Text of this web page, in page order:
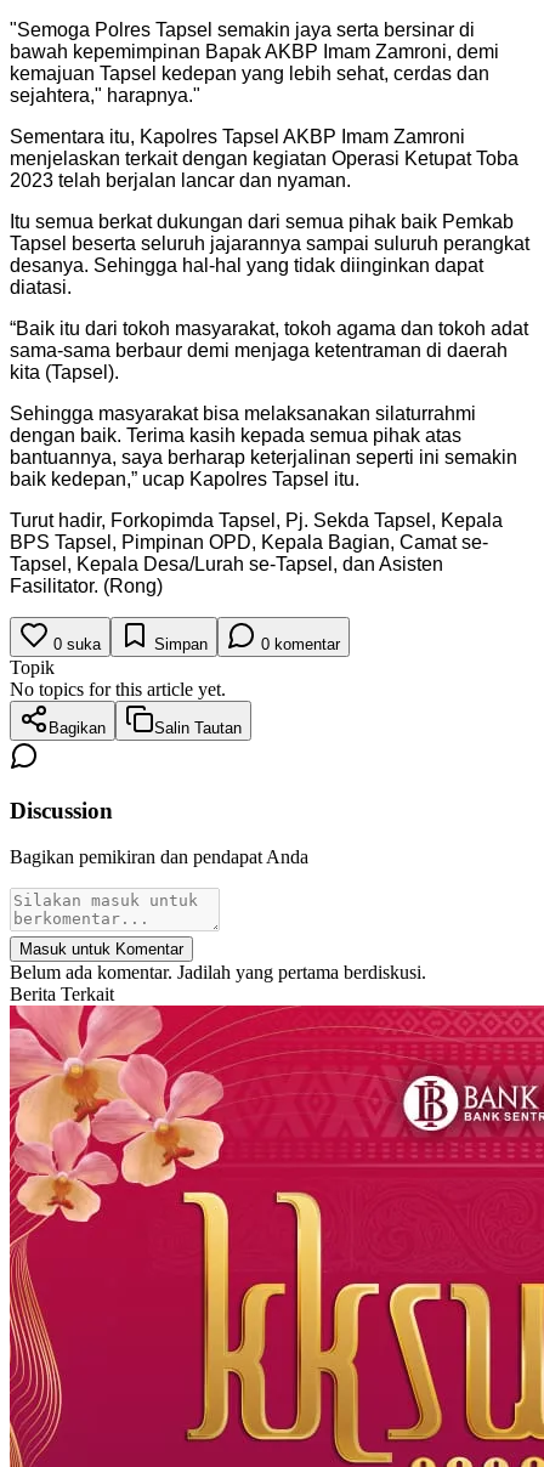
"Semoga Polres Tapsel semakin jaya serta bersinar di
bawah kepemimpinan Bapak AKBP Imam Zamroni, demi
kemajuan Tapsel kedepan yang lebih sehat, cerdas dan
sejahtera," harapnya."
Sementara itu, Kapolres Tapsel AKBP Imam Zamroni
menjelaskan terkait dengan kegiatan Operasi Ketupat Toba
2023 telah berjalan lancar dan nyaman.
Itu semua berkat dukungan dari semua pihak baik Pemkab
Tapsel beserta seluruh jajarannya sampai suluruh perangkat
desanya. Sehingga hal-hal yang tidak diinginkan dapat
diatasi.
“Baik itu dari tokoh masyarakat, tokoh agama dan tokoh adat
sama-sama berbaur demi menjaga ketentraman di daerah
kita (Tapsel).
Sehingga masyarakat bisa melaksanakan silaturrahmi
dengan baik. Terima kasih kepada semua pihak atas
bantuannya, saya berharap keterjalinan seperti ini semakin
baik kedepan,” ucap Kapolres Tapsel itu.
Turut hadir, Forkopimda Tapsel, Pj. Sekda Tapsel, Kepala
BPS Tapsel, Pimpinan OPD, Kepala Bagian, Camat se-
Tapsel, Kepala Desa/Lurah se-Tapsel, dan Asisten
Fasilitator. (Rong)
0 suka Simpan 0 komentar
Topik
No topics for this article yet.
Bagikan Salin Tautan
Discussion
Bagikan pemikiran dan pendapat Anda
Masuk untuk Komentar
Belum ada komentar. Jadilah yang pertama berdiskusi.
Berita Terkait